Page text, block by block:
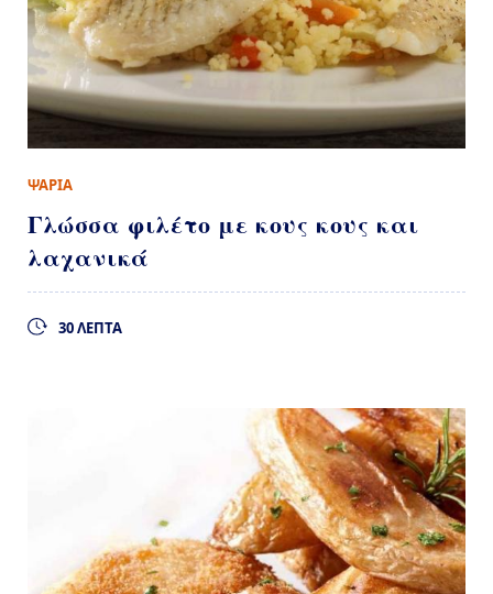
ΨΑΡΙΑ
Γλώσσα φιλέτο με κους κους και
λαχανικά
30 ΛΕΠΤΑ